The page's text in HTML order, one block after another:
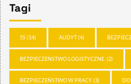
Tagi
5S(14) AUDYT(4)
BEZPIECZEŃSTWO LOGISTYCZNE. (2)
BEZPIECZEŃSTWO W PRACY(3)